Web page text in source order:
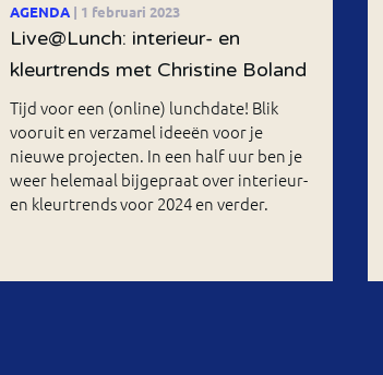
AGENDA | 1 februari 2023
Live@Lunch: interieur- en
kleurtrends met Christine Boland
Tijd voor een (online) lunchdate! Blik
vooruit en verzamel ideeën voor je
nieuwe projecten. In een half uur ben je
weer helemaal bijgepraat over interieur-
en kleurtrends voor 2024 en verder.